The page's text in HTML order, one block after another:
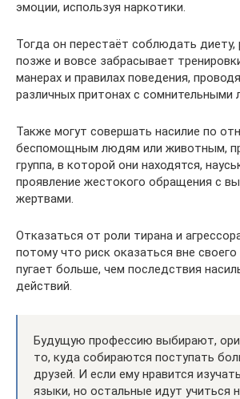
эмоции, используя наркотики.
Тогда он перестаёт соблюдать диету,
позже и вовсе забрасывает
манерах и правилах поведения,
различных притонах с сомнительными
Также могут совершать насилие по
беспомощным людям или животным,
группа, в которой они находятся,
проявление жестокого обращения с
жертвами.
Отказаться от роли тирана и
потому что риск оказаться вне своего
пугает больше, чем последствия
действий.
Будущую профессию выбирают,
то, куда собираются поступать
друзей. И если ему нравится
языки, но остальные идут учиться